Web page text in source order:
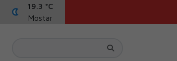
19.3 °C
Mostar